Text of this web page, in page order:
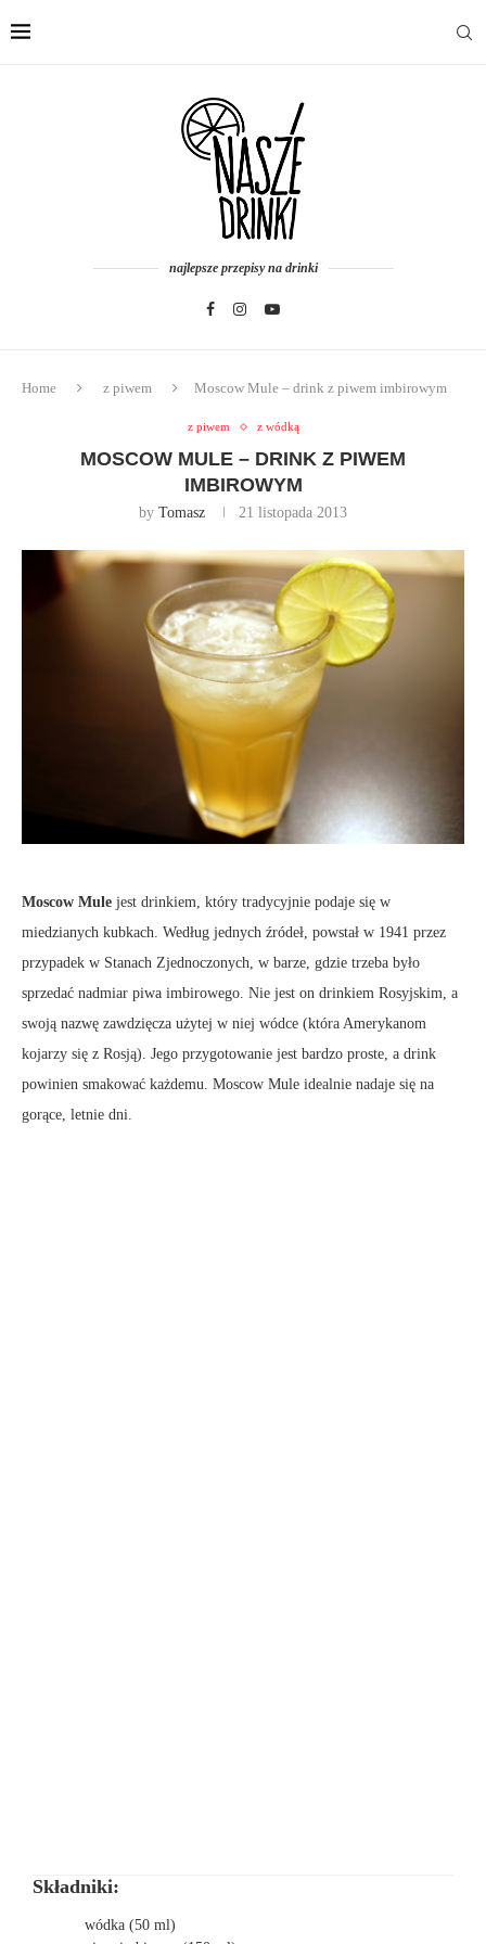
najlepsze przepisy na drinki
Home z piwem Moscow Mule – drink z piwem imbirowym
z piwem z wódką
MOSCOW MULE – DRINK Z PIWEM
IMBIROWYM
by Tomasz 21 listopada 2013
Moscow Mule jest drinkiem, który tradycyjnie podaje się w
miedzianych kubkach. Według jednych źródeł, powstał w 1941 przez
przypadek w Stanach Zjednoczonych, w barze, gdzie trzeba było
sprzedać nadmiar piwa imbirowego. Nie jest on drinkiem Rosyjskim, a
swoją nazwę zawdzięcza użytej w niej wódce (która Amerykanom
kojarzy się z Rosją). Jego przygotowanie jest bardzo proste, a drink
powinien smakować każdemu. Moscow Mule idealnie nadaje się na
gorące, letnie dni.
Składniki:
wódka (50 ml)